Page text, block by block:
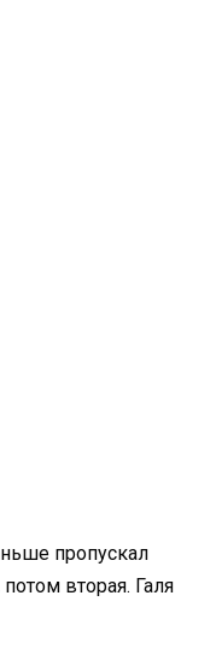
пропускал
вторая. Галя